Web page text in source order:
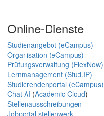
Online-Dienste
Studienangebot (eCampus)
Organisation (eCampus)
Prüfungsverwaltung (FlexNow)
Lernmanagement (Stud.IP)
Studierendenportal (eCampus)
Chat AI (Academic Cloud)
Stellenausschreibungen
Jobportal stellenwerk